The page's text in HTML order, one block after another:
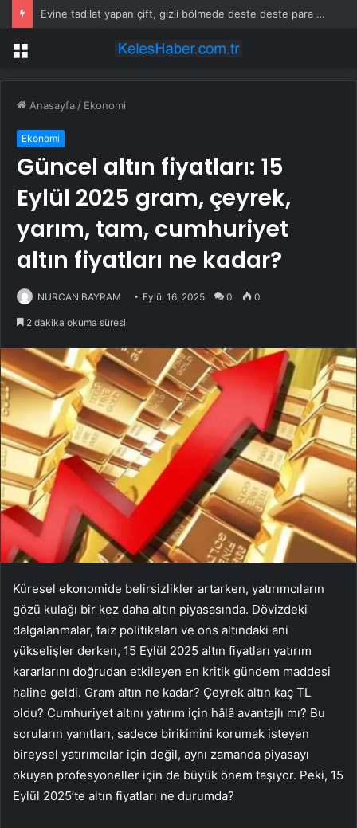
Evine tadilat yapan çift, gizli bölmede deste deste para buldu
Menü
Anasayfa / Ekonomi
Ekonomi
Güncel altın fiyatları: 15
Eylül 2025 gram, çeyrek,
yarım, tam, cumhuriyet
altın fiyatları ne kadar?
NURCAN BAYRAM Eylül 16, 2025 0 0
2 dakika okuma süresi
Küresel ekonomide belirsizlikler artarken, yatırımcıların
gözü kulağı bir kez daha altın piyasasında. Dövizdeki
dalgalanmalar, faiz politikaları ve ons altındaki ani
yükselişler derken, 15 Eylül 2025 altın fiyatları yatırım
kararlarını doğrudan etkileyen en kritik gündem maddesi
haline geldi. Gram altın ne kadar? Çeyrek altın kaç TL
oldu? Cumhuriyet altını yatırım için hâlâ avantajlı mı? Bu
soruların yanıtları, sadece birikimini korumak isteyen
bireysel yatırımcılar için değil, aynı zamanda piyasayı
okuyan profesyoneller için de büyük önem taşıyor. Peki, 15
Eylül 2025’te altın fiyatları ne durumda?